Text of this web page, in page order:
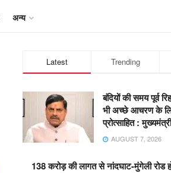
अन्य
Latest Trending
बंदियों की समय पूर्व
भी अच्छे आचरण के
प्रोत्साहित :
AUGUST 7, 2026
138 करोड़ की लागत से नांदघाट-मुंगेली रोड